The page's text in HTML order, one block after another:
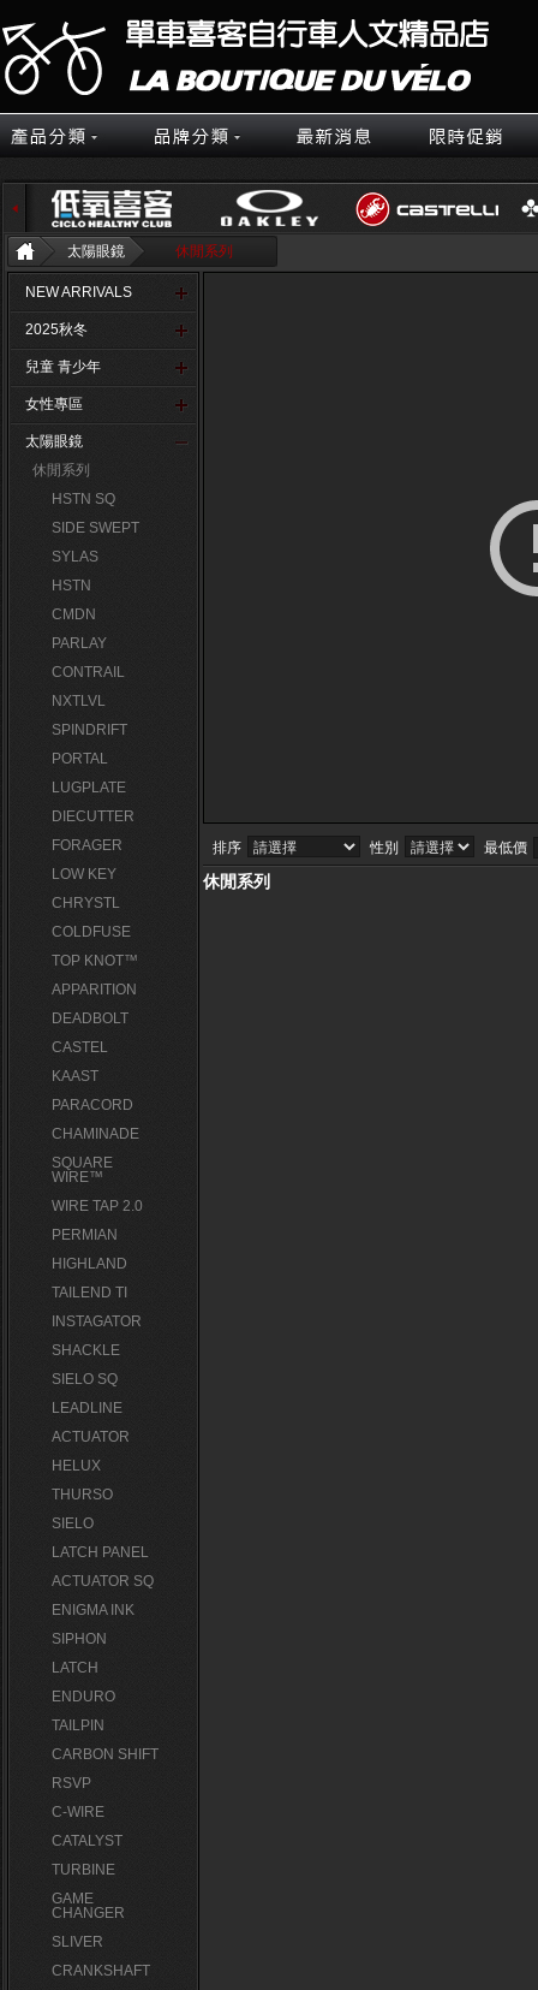
太陽眼鏡 休閒系列
NEW ARRIVALS
2025秋冬
兒童 青少年
女性專區
太陽眼鏡
休閒系列
HSTN SQ
SIDE SWEPT
SYLAS
HSTN
CMDN
PARLAY
CONTRAIL
NXTLVL
SPINDRIFT
PORTAL
LUGPLATE
DIECUTTER
FORAGER
LOW KEY
CHRYSTL
COLDFUSE
TOP KNOT™
APPARITION
DEADBOLT
CASTEL
KAAST
PARACORD
CHAMINADE
SQUARE
WIRE™
WIRE TAP 2.0
PERMIAN
HIGHLAND
TAILEND TI
INSTAGATOR
SHACKLE
SIELO SQ
LEADLINE
ACTUATOR
HELUX
THURSO
SIELO
LATCH PANEL
ACTUATOR SQ
ENIGMA INK
SIPHON
LATCH
ENDURO
TAILPIN
CARBON SHIFT
RSVP
C-WIRE
CATALYST
TURBINE
GAME
CHANGER
SLIVER
CRANKSHAFT
排序 性別 最低價
休閒系列